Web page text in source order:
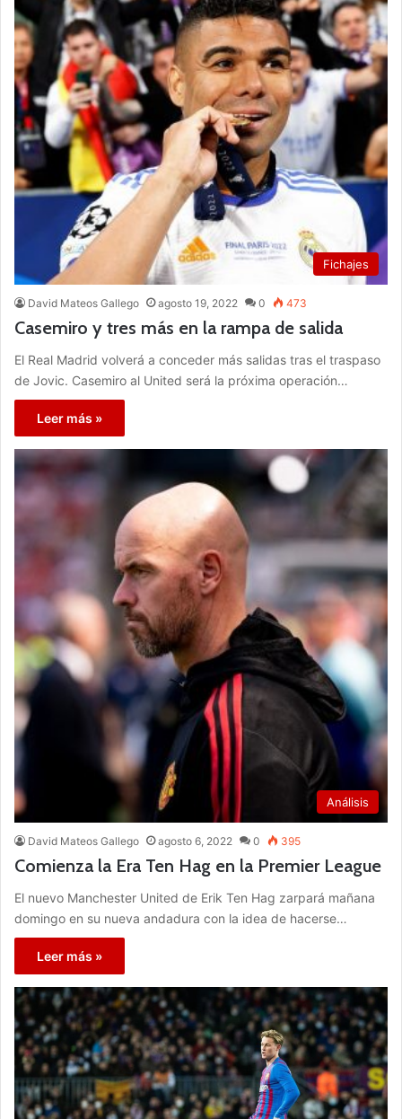
Fichajes
David Mateos Gallego agosto 19, 2022 0 473
Casemiro y tres más en la rampa de salida
El Real Madrid volverá a conceder más salidas tras el traspaso
de Jovic. Casemiro al United será la próxima operación…
Leer más »
Análisis
David Mateos Gallego agosto 6, 2022 0 395
Comienza la Era Ten Hag en la Premier League
El nuevo Manchester United de Erik Ten Hag zarpará mañana
domingo en su nueva andadura con la idea de hacerse…
Leer más »